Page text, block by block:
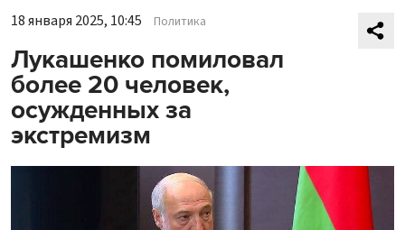
18 января 2025, 10:45 Политика
Лукашенко помиловал
более 20 человек,
осужденных за
экстремизм